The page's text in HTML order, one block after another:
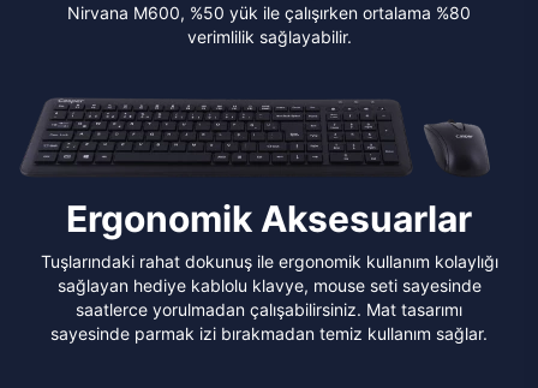
Nirvana M600, %50 yük ile çalışırken ortalama %80
verimlilik sağlayabilir.
Ergonomik Aksesuarlar
Tuşlarındaki rahat dokunuş ile ergonomik kullanım kolaylığı
sağlayan hediye kablolu klavye, mouse seti sayesinde
saatlerce yorulmadan çalışabilirsiniz. Mat tasarımı
sayesinde parmak izi bırakmadan temiz kullanım sağlar.